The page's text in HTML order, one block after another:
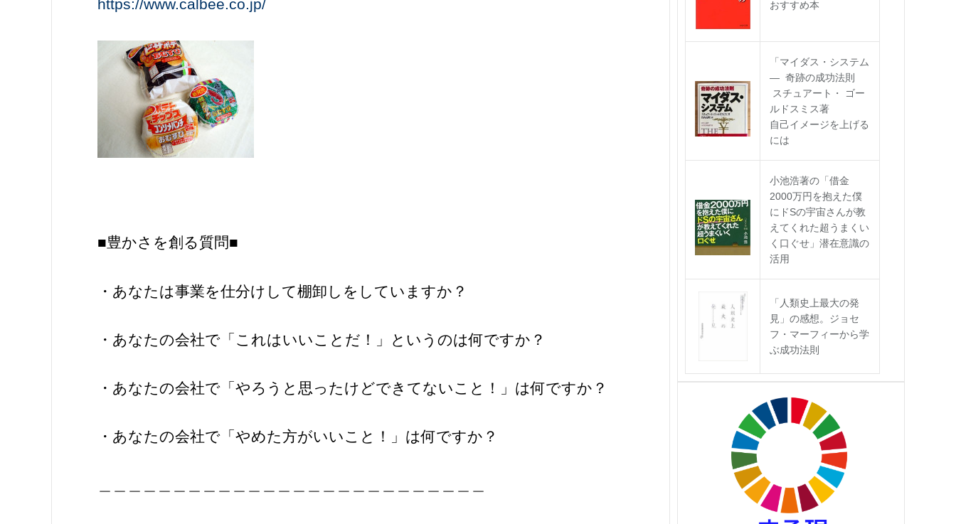
https://www.calbee.co.jp/
■豊かさを創る質問■
・あなたは事業を仕分けして棚卸しをしていますか？
・あなたの会社で「これはいいことだ！」というのは何ですか？
・あなたの会社で「やろうと思ったけどできてないこと！」は何ですか？
・あなたの会社で「やめた方がいいこと！」は何ですか？
おすすめ本
「マイダス・システム
― 奇跡の成功法則
スチュアート・ ゴー
ルドスミス著
自己イメージを上げる
には
小池浩著の「借金
2000万円を抱えた僕
にドSの宇宙さんが教
えてくれた超うまくい
く口ぐせ」潜在意識の
活用
「人類史上最大の発
見」の感想。ジョセ
フ・マーフィーから学
ぶ成功法則